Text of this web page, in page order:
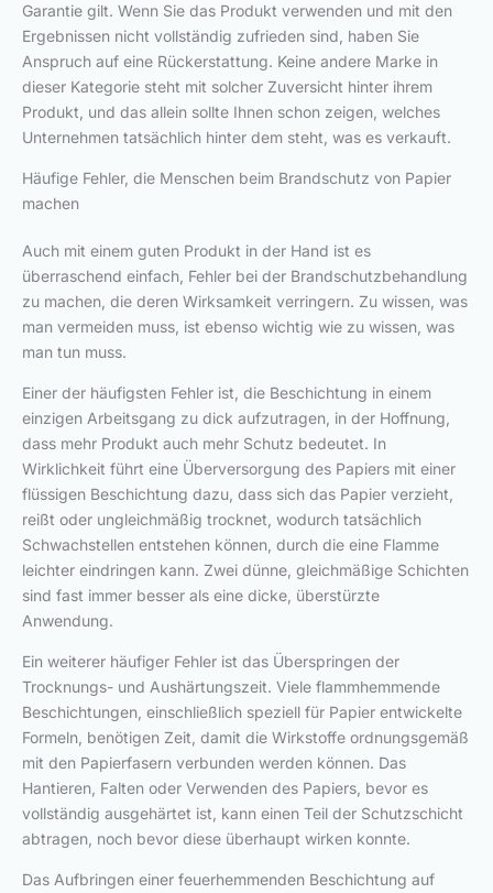
Garantie gilt. Wenn Sie das Produkt verwenden und mit den
Ergebnissen nicht vollständig zufrieden sind, haben Sie
Anspruch auf eine Rückerstattung. Keine andere Marke in
dieser Kategorie steht mit solcher Zuversicht hinter ihrem
Produkt, und das allein sollte Ihnen schon zeigen, welches
Unternehmen tatsächlich hinter dem steht, was es verkauft.
Häufige Fehler, die Menschen beim Brandschutz von Papier
machen
Auch mit einem guten Produkt in der Hand ist es
überraschend einfach, Fehler bei der Brandschutzbehandlung
zu machen, die deren Wirksamkeit verringern. Zu wissen, was
man vermeiden muss, ist ebenso wichtig wie zu wissen, was
man tun muss.
Einer der häufigsten Fehler ist, die Beschichtung in einem
einzigen Arbeitsgang zu dick aufzutragen, in der Hoffnung,
dass mehr Produkt auch mehr Schutz bedeutet. In
Wirklichkeit führt eine Überversorgung des Papiers mit einer
flüssigen Beschichtung dazu, dass sich das Papier verzieht,
reißt oder ungleichmäßig trocknet, wodurch tatsächlich
Schwachstellen entstehen können, durch die eine Flamme
leichter eindringen kann. Zwei dünne, gleichmäßige Schichten
sind fast immer besser als eine dicke, überstürzte
Anwendung.
Ein weiterer häufiger Fehler ist das Überspringen der
Trocknungs- und Aushärtungszeit. Viele flammhemmende
Beschichtungen, einschließlich speziell für Papier entwickelte
Formeln, benötigen Zeit, damit die Wirkstoffe ordnungsgemäß
mit den Papierfasern verbunden werden können. Das
Hantieren, Falten oder Verwenden des Papiers, bevor es
vollständig ausgehärtet ist, kann einen Teil der Schutzschicht
abtragen, noch bevor diese überhaupt wirken konnte.
Das Aufbringen einer feuerhemmenden Beschichtung auf